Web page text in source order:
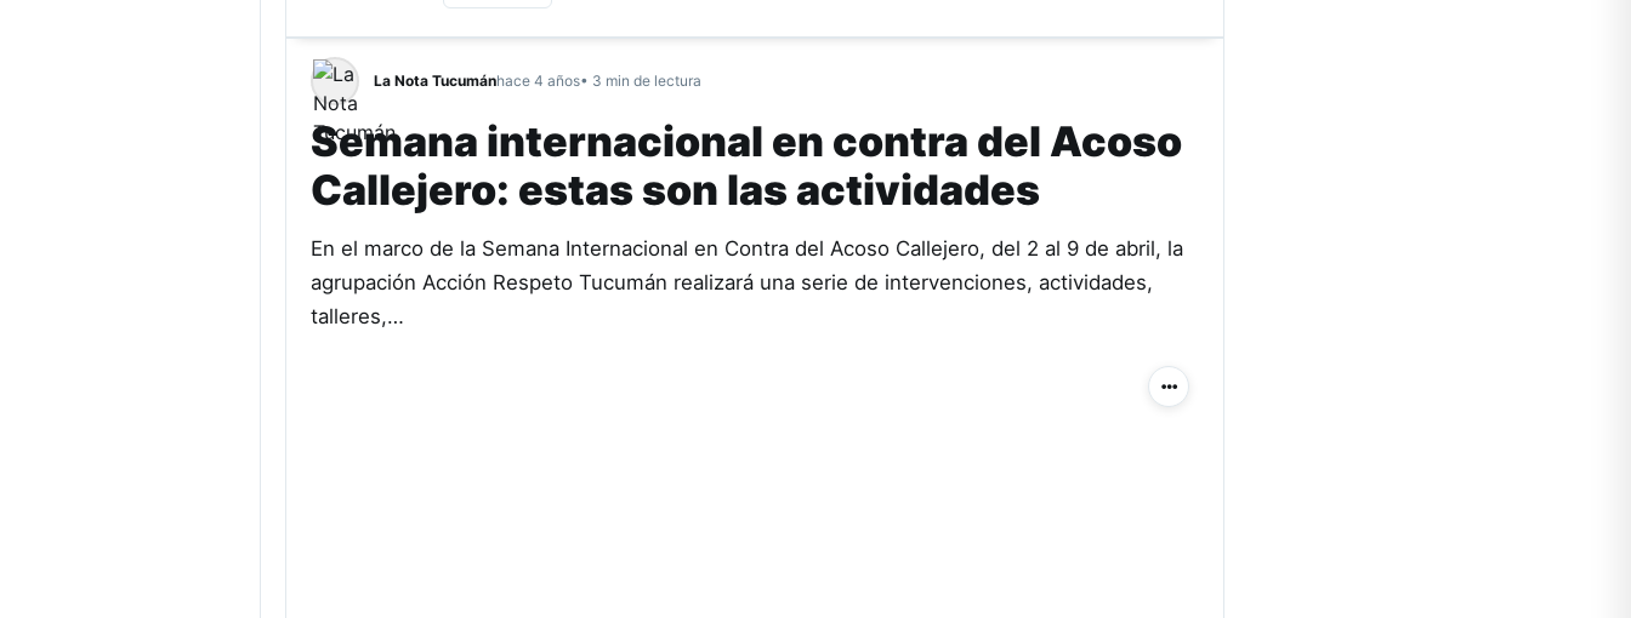
La Nota Tucumánhace 4 años• 3 min de lectura
Semana internacional en contra del Acoso
Callejero: estas son las actividades
En el marco de la Semana Internacional en Contra del Acoso Callejero, del 2 al 9 de abril, la
agrupación Acción Respeto Tucumán realizará una serie de intervenciones, actividades,
talleres,…
Más acciones